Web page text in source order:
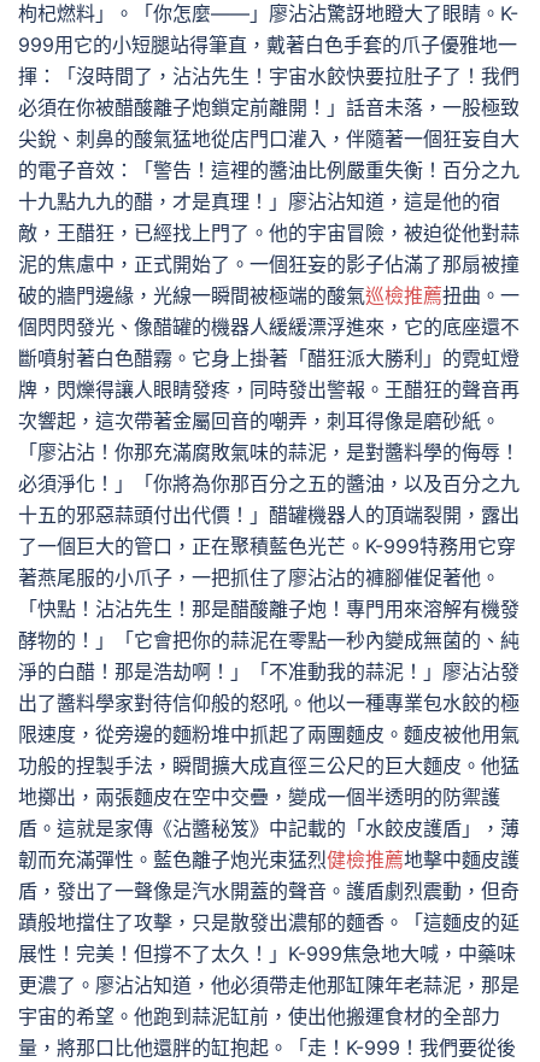
枸杞燃料」。「你怎麼——」廖沾沾驚訝地瞪大了眼睛。K-
999用它的小短腿站得筆直，戴著白色手套的爪子優雅地一
揮：「沒時間了，沾沾先生！宇宙水餃快要拉肚子了！我們
必須在你被醋酸離子炮鎖定前離開！」話音未落，一股極致
尖銳、刺鼻的酸氣猛地從店門口灌入，伴隨著一個狂妄自大
的電子音效：「警告！這裡的醬油比例嚴重失衡！百分之九
十九點九九的醋，才是真理！」廖沾沾知道，這是他的宿
敵，王醋狂，已經找上門了。他的宇宙冒險，被迫從他對蒜
泥的焦慮中，正式開始了。一個狂妄的影子佔滿了那扇被撞
破的牆門邊緣，光線一瞬間被極端的酸氣巡檢推薦扭曲。一
個閃閃發光、像醋罐的機器人緩緩漂浮進來，它的底座還不
斷噴射著白色醋霧。它身上掛著「醋狂派大勝利」的霓虹燈
牌，閃爍得讓人眼睛發疼，同時發出警報。王醋狂的聲音再
次響起，這次帶著金屬回音的嘲弄，刺耳得像是磨砂紙。
「廖沾沾！你那充滿腐敗氣味的蒜泥，是對醬料學的侮辱！
必須淨化！」「你將為你那百分之五的醬油，以及百分之九
十五的邪惡蒜頭付出代價！」醋罐機器人的頂端裂開，露出
了一個巨大的管口，正在聚積藍色光芒。K-999特務用它穿
著燕尾服的小爪子，一把抓住了廖沾沾的褲腳催促著他。
「快點！沾沾先生！那是醋酸離子炮！專門用來溶解有機發
酵物的！」「它會把你的蒜泥在零點一秒內變成無菌的、純
淨的白醋！那是浩劫啊！」「不准動我的蒜泥！」廖沾沾發
出了醬料學家對待信仰般的怒吼。他以一種專業包水餃的極
限速度，從旁邊的麵粉堆中抓起了兩團麵皮。麵皮被他用氣
功般的捏製手法，瞬間擴大成直徑三公尺的巨大麵皮。他猛
地擲出，兩張麵皮在空中交疊，變成一個半透明的防禦護
盾。這就是家傳《沾醬秘笈》中記載的「水餃皮護盾」，薄
韌而充滿彈性。藍色離子炮光束猛烈健檢推薦地擊中麵皮護
盾，發出了一聲像是汽水開蓋的聲音。護盾劇烈震動，但奇
蹟般地擋住了攻擊，只是散發出濃郁的麵香。「這麵皮的延
展性！完美！但撐不了太久！」K-999焦急地大喊，中藥味
更濃了。廖沾沾知道，他必須帶走他那缸陳年老蒜泥，那是
宇宙的希望。他跑到蒜泥缸前，使出他搬運食材的全部力
量，將那口比他還胖的缸抱起。「走！K-999！我們要從後